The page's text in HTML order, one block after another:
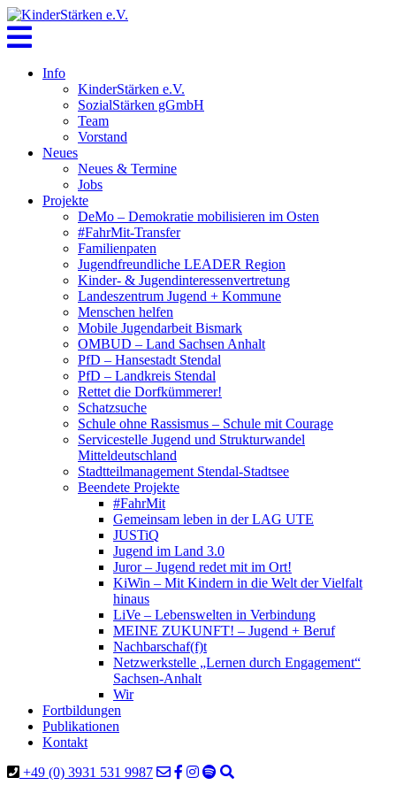
Skip
to
content
Info
KinderStärken e.V.
SozialStärken gGmbH
Team
Vorstand
Neues
Neues & Termine
Jobs
Projekte
DeMo – Demokratie mobilisieren im Osten
#FahrMit-Transfer
Familienpaten
Jugendfreundliche LEADER Region
Kinder- & Jugendinteressenvertretung
Landeszentrum Jugend + Kommune
Menschen helfen
Mobile Jugendarbeit Bismark
OMBUD – Land Sachsen Anhalt
PfD – Hansestadt Stendal
PfD – Landkreis Stendal
Rettet die Dorfkümmerer!
Schatzsuche
Schule ohne Rassismus – Schule mit Courage
Servicestelle Jugend und Strukturwandel
Mitteldeutschland
Stadtteilmanagement Stendal-Stadtsee
Beendete Projekte
#FahrMit
Gemeinsam leben in der LAG UTE
JUSTiQ
Jugend im Land 3.0
Juror – Jugend redet mit im Ort!
KiWin – Mit Kindern in die Welt der Vielfalt
hinaus
LiVe – Lebenswelten in Verbindung
MEINE ZUKUNFT! – Jugend + Beruf
Nachbarschaf(f)t
Netzwerkstelle „Lernen durch Engagement“
Sachsen-Anhalt
Wir
Fortbildungen
Publikationen
Kontakt
+49 (0) 3931 531 9987